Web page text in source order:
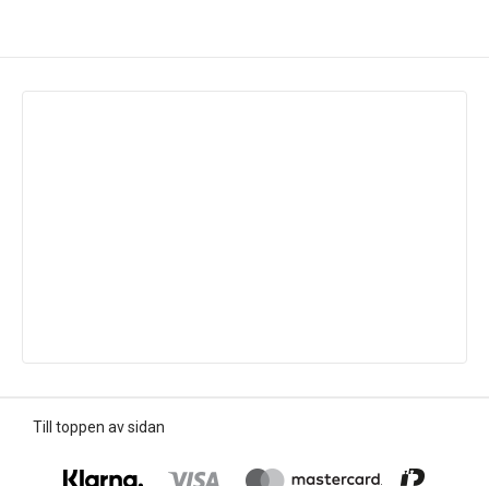
Till toppen av sidan